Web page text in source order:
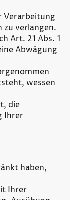
Verarbeitung
zu verlangen.
Art. 21 Abs. 1
Abwägung
wessen
die
Ihrer
haben,
Ihrer